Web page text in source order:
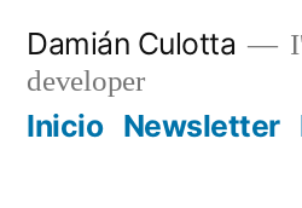
contenido
Damián Culotta
developer
Inicio Newsletter